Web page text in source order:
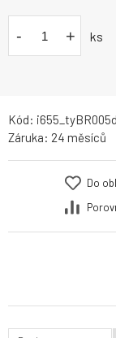
- + ks
Kód:
Záruka: 24 měsíců
Do